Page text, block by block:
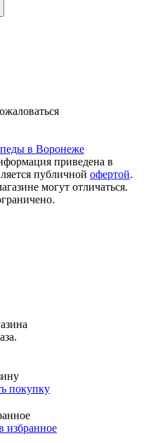
в Воронеже
приведена в
публичной офертой.
могут отличаться.
покупку
избранное